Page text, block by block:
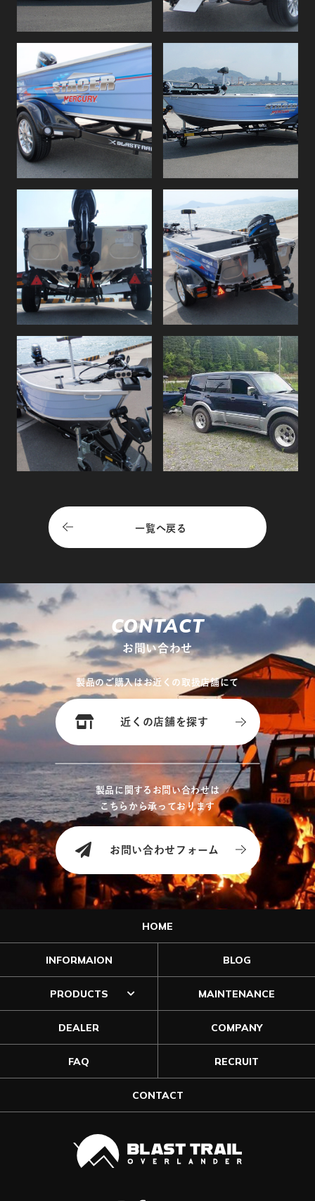
一覧へ戻る
CONTACT
お問い合わせ
製品のご購入はお近くの取扱店舗にて
近くの店舗を探す
製品に関するお問い合わせは
こちらから承っております
お問い合わせフォーム
HOME
INFORMAION BLOG
PRODUCTS MAINTENANCE
DEALER COMPANY
FAQ RECRUIT
CONTACT